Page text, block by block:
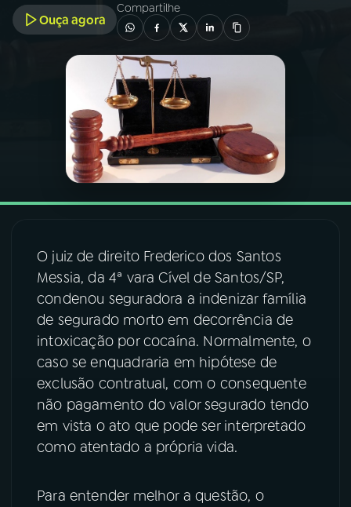
A RÁDIO
PROGRAMAÇÃO
PROGRAMAS
PODCASTS
07ÚLTIMAS
08FESTIVAL DE MÚSICA
YouTube Facebook
Instagram X
Ouça agora
Compartilhe
O juiz de direito Frederico dos Santos
Messia, da 4ª vara Cível de Santos/SP,
condenou seguradora a indenizar família
de segurado morto em decorrência de
intoxicação por cocaína. Normalmente, o
caso se enquadraria em hipótese de
exclusão contratual, com o consequente
não pagamento do valor segurado tendo
em vista o ato que pode ser interpretado
como atentado a própria vida.
Para entender melhor a questão, o